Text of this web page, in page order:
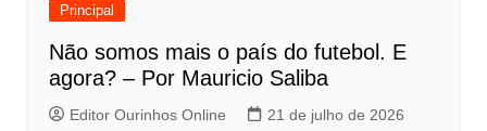
Principal
Não somos mais o país do futebol. E
agora? – Por Mauricio Saliba
Editor Ourinhos Online 21 de julho de 2026